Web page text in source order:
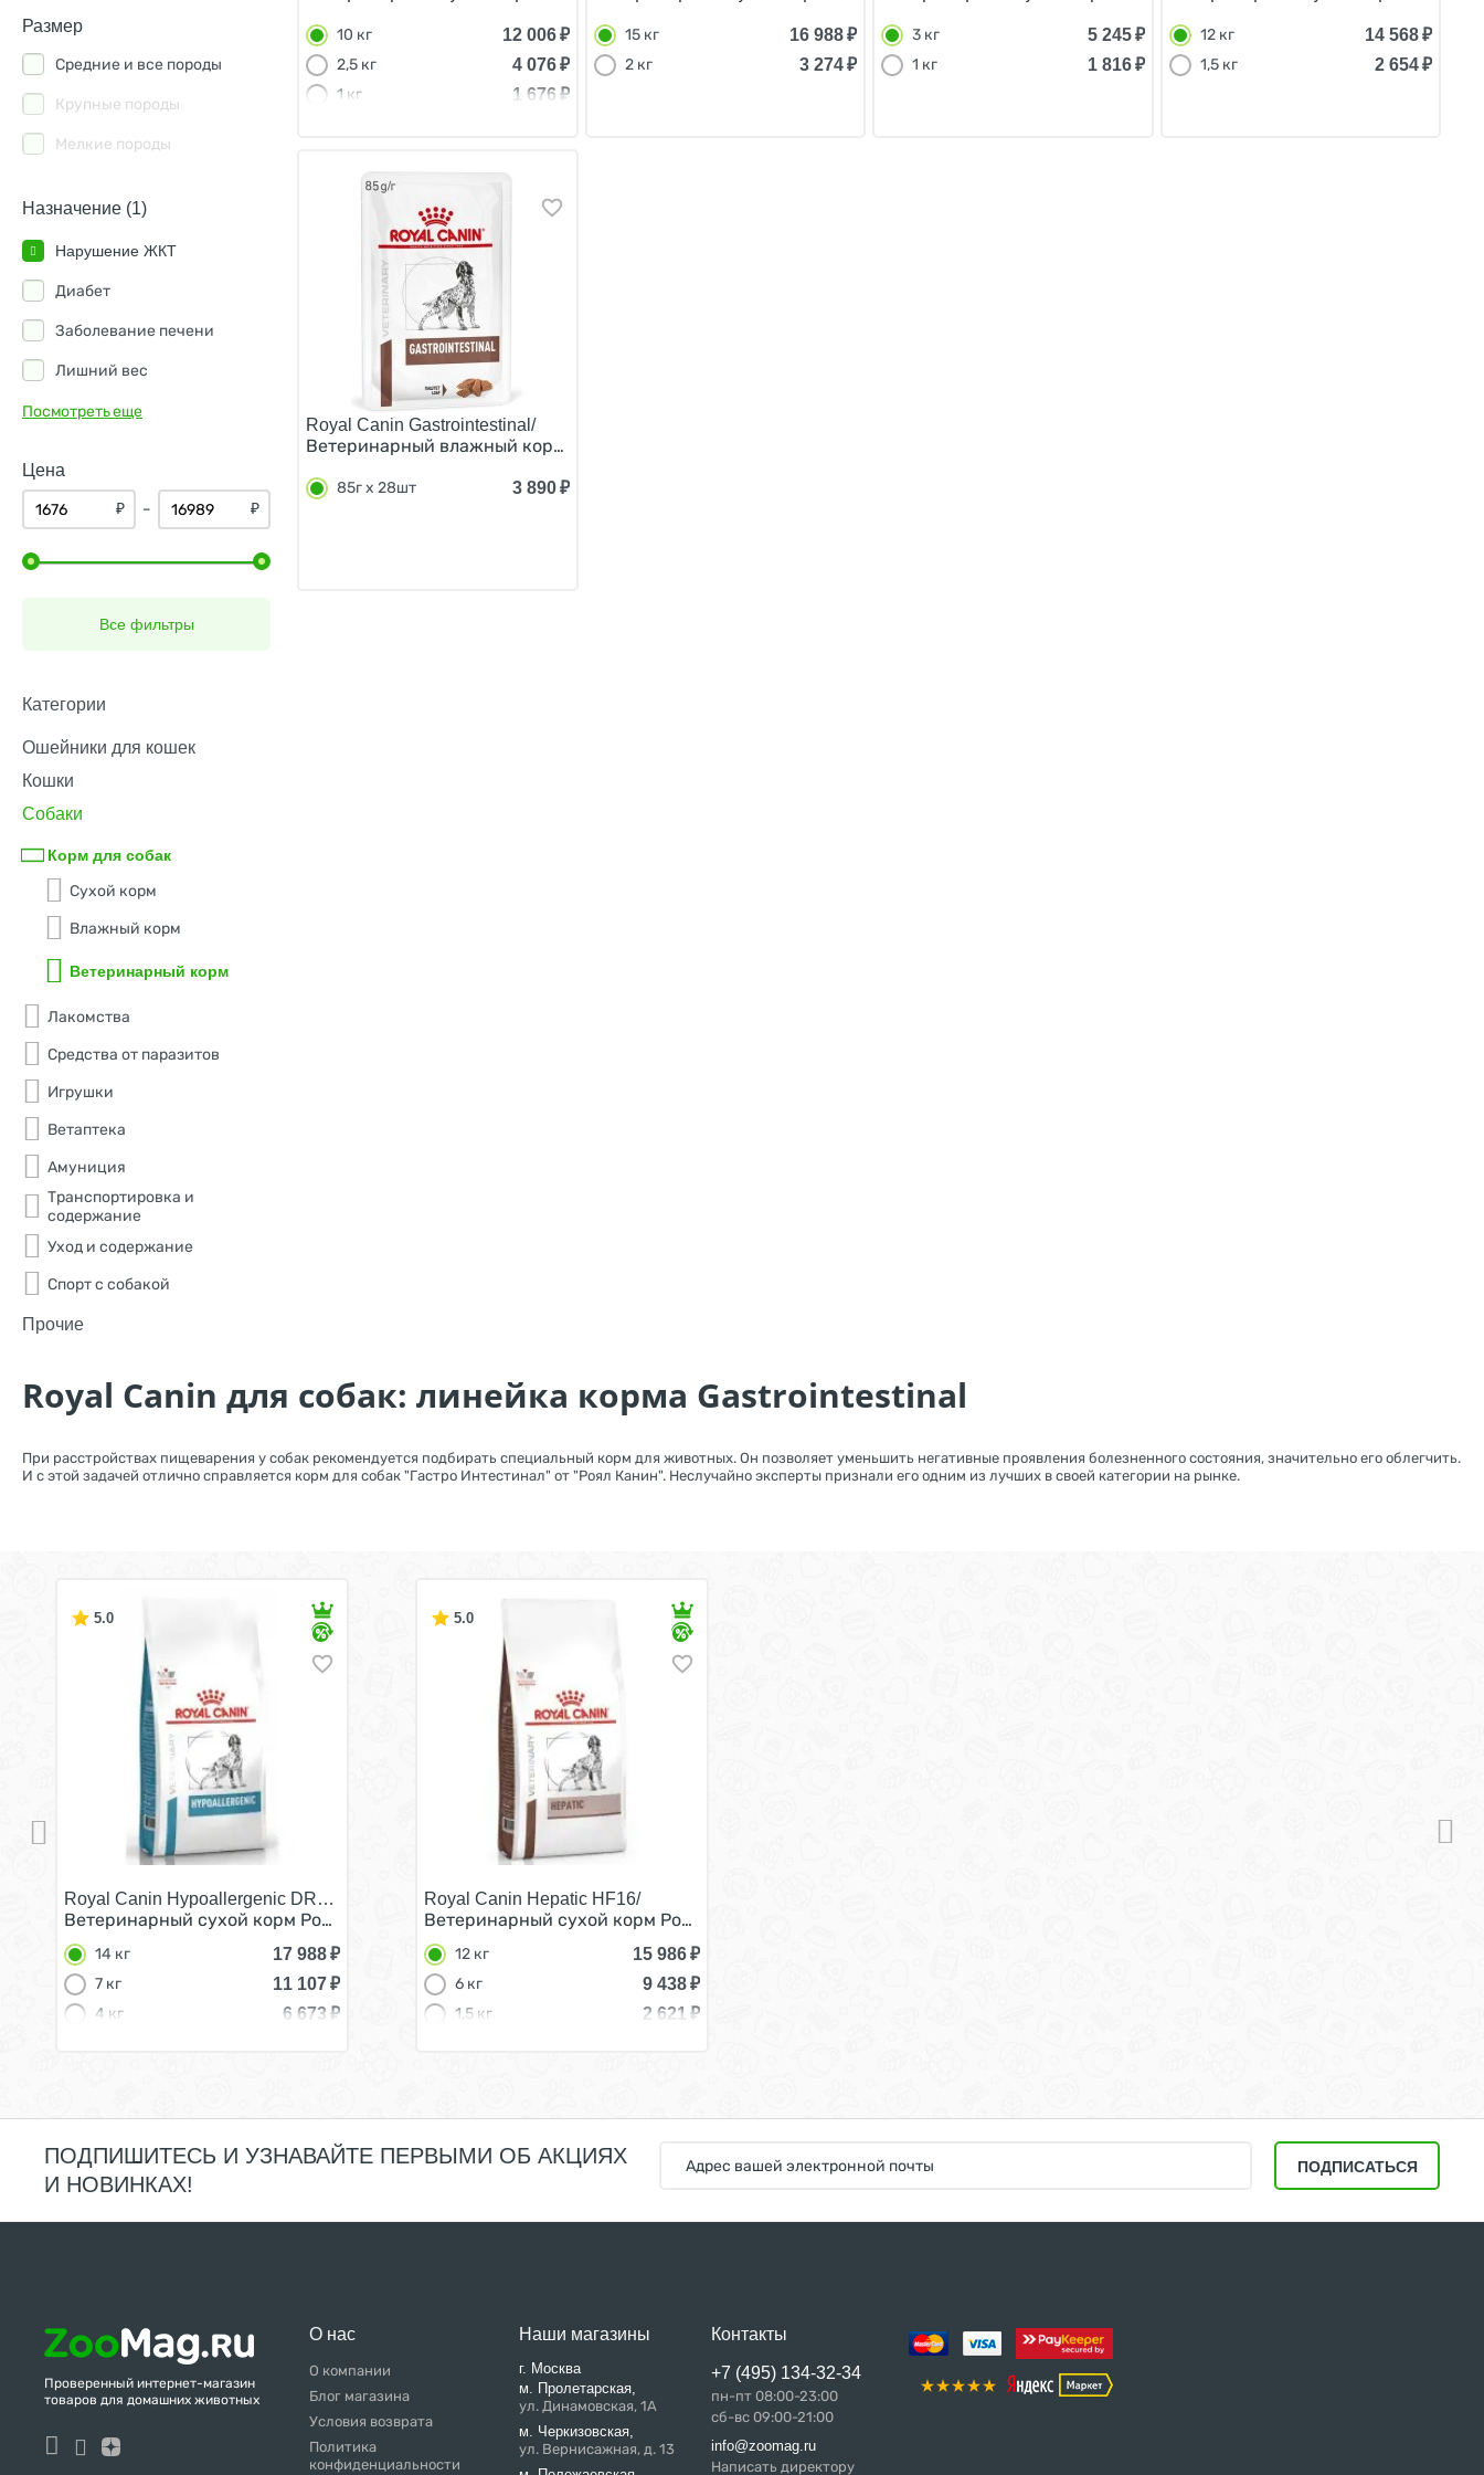
Craftia
Florida
Forza10
Organix
Prime Ever
Savita
Solid Natura
Мамонт
Мираторг
AlphaPet
Zoodiet
Размер
Средние и все породы
Крупные породы
Мелкие породы
Назначение (1)
Нарушение ЖКТ
Диабет
Заболевание печени
Лишний вес
Мочекаменная болезнь
Хроническая почечная
недостаточность
В период реабилитации
Помощь суставам
Посмотреть еще
Цена
₽ – ₽
Все фильтры
Категории
Ошейники для кошек
Кошки
Собаки
Корм для собак
Сухой корм
Влажный корм
Ветеринарный корм
Лакомства
Средства от паразитов
Игрушки
Ветаптека
Амуниция
Транспортировка и
содержание
Уход и содержание
Спорт с собакой
Прочие
10 кг 12 006 ₽
2,5 кг
4 076 ₽
1 кг
1 676 ₽
15 кг 16 988₽
2 кг
3 274₽
3 кг 5 245 ₽
1 кг
1 816 ₽
12 кг 14 568₽
1,5 кг
2 654₽
Royal Canin Gastrointestinal/
Ветеринарный влажный корм (Консервы-Паучи) Роял Канин Гастро Интестинал для собак Нарушения пищеварения (цена за
85г х 28шт 3 890 ₽
Royal Canin для собак: линейка корма Gastrointestinal
При расстройствах пищеварения у собак рекомендуется подбирать специальный корм для животных. Он позволяет уменьшить негативные проявления болезненного состояния, значительно его облегчить.
И с этой задачей отлично справляется корм для собак "Гастро Интестинал" от "Роял Канин". Неслучайно эксперты признали его одним из лучших в своей категории на рынке.
5.0
Royal Canin Hypoallergenic DR21/
Ветеринарный сухой корм Роял Канин Гипоаллергенный для собак с Пищевой аллергей и непереносимостью 14 кг
14 кг 17 988₽
7 кг
11 107₽
4 кг
6 673 ₽
5.0
Royal Canin Hepatic HF16/
Ветеринарный сухой корм Роял Канин Гепатик для собак Заболевание печени Пироплазмоз 12 кг
12 кг 15 986₽
6 кг
9 438₽
1,5 кг
2 621 ₽
ПОДПИШИТЕСЬ И УЗНАВАЙТЕ ПЕРВЫМИ ОБ АКЦИЯХ
И НОВИНКАХ!
ПОДПИСАТЬСЯ
Проверенный интернет-магазин
товаров для домашних животных
О нас
О компании
Блог магазина
Условия возврата
Политика
конфиденциальности
Наши магазины
г. Москва
м. Пролетарская,
ул. Динамовская, 1А
м. Черкизовская,
ул. Вернисажная, д. 13
Контакты
+7 (495) 134-32-34
пн-пт 08:00-23:00
сб-вс 09:00-21:00
info@zoomag.ru
Написать директору